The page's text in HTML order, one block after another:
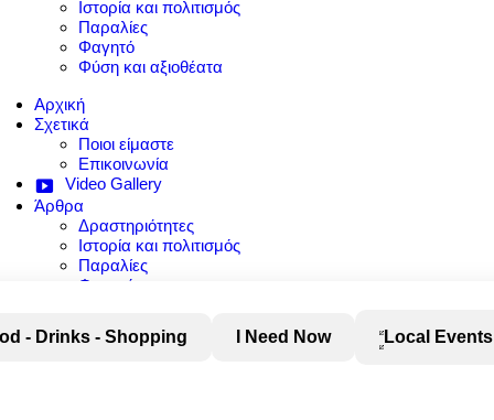
Ιστορία και πολιτισμός
Παραλίες
Φαγητό
Φύση και αξιοθέατα
Αρχική
Σχετικά
Ποιοι είμαστε
Επικοινωνία
Video Gallery
Άρθρα
Δραστηριότητες
Ιστορία και πολιτισμός
Παραλίες
Φαγητό
- Drinks - Shopping I Need Now Local Events